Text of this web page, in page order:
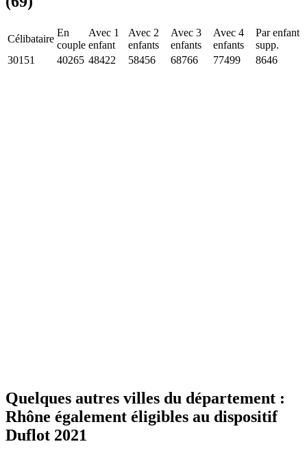
Célibataire
En
couple
Avec 1
enfant
Avec 2
enfants
Avec 3
enfants
Avec 4
enfants
Par enfant
supp.
30151
40265 48422 58456 68766 77499 8646
Quelques autres villes du département :
Rhône également éligibles au dispositif
Duflot 2021